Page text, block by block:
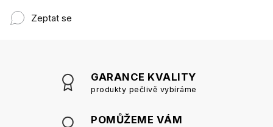
Zeptat se
GARANCE KVALITY
produkty pečlivě vybíráme
POMŮŽEME VÁM